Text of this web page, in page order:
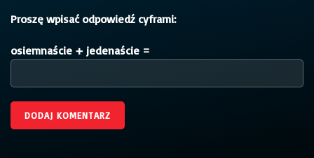
Proszę wpisać odpowiedź cyframi:
osiemnaście + jedenaście =